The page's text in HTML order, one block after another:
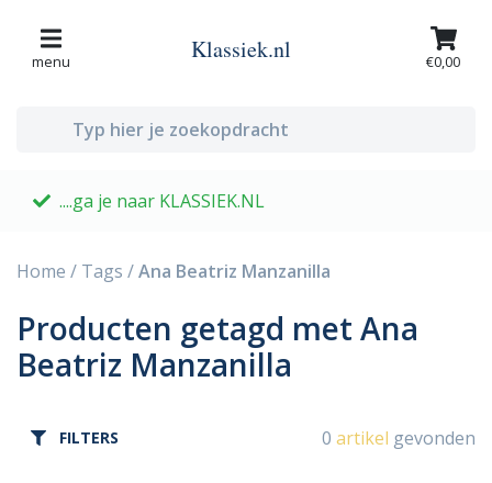
menu Klassiek.nl €0,00
....ga je naar KLASSIEK.NL
Home / Tags /Ana Beatriz Manzanilla
Producten getagd met Ana
Beatriz Manzanilla
FILTERS 0 artikel gevonden